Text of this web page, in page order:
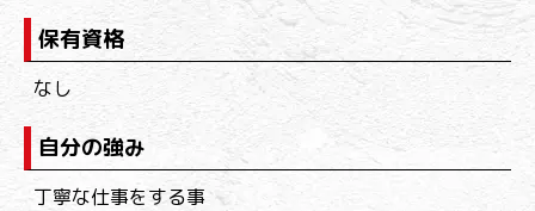
保有資格
なし
自分の強み
丁寧な仕事をする事